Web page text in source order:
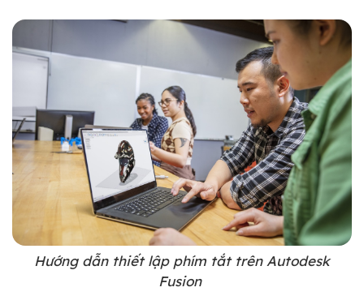
Hướng dẫn thiết lập phím tắt trên Autodesk
Fusion